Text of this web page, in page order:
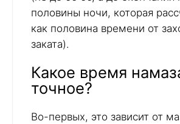
половины ночи, которая
как половина времени от
заката).
Какое время
точное?
Во-первых, это зависит от